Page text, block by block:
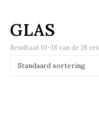
GLAS
Resultaat 10–18 van de 28